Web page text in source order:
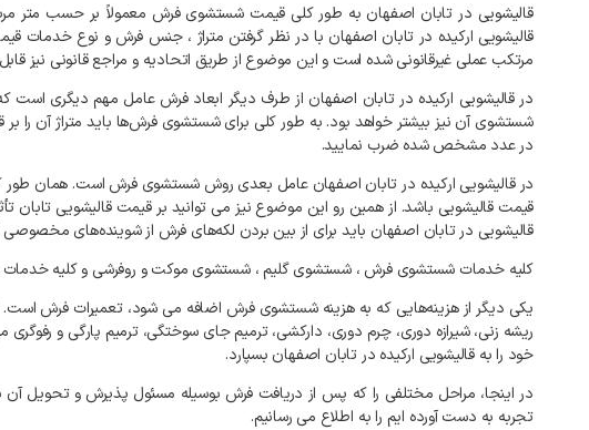
قالیشویی در تابان اصفهان به طور کلی قیمت شستشوی فرش معمولاً بر حسب متر
قالیشویی ارکیده در تابان اصفهان با در نظر گرفتن متراژ ، جنس فرش و نوع خدمات
مرتکب عملی غیرقانونی شده است و این موضوع از طریق اتحادیه و مراجع قانونی نیز قابل
در قالیشویی ارکیده در تابان اصفهان از طرف دیگر ابعاد فرش عامل مهم دیگری است
شستشوی آن نیز بیشتر خواهد بود. به طور کلی برای شستشوی فرش‌ها باید متراژآن را بر
در عدد مشخص شده ضرب نمایید.
در قالیشویی ارکیده در تابان اصفهان عامل بعدی روش شستشوی فرش است. همان طور
قیمت قالیشویی باشد. از همین رو این موضوع نیز می توانید بر قیمت قالیشویی تابان
قالیشویی در تابان اصفهان باید برای از بین بردن لکه‌های فرش از شوینده‌های مخصوصی
کلیه خدمات شستشوی فرش ، شستشوی گلیم ، شستشوی موکت و روفرشی و کلیه خدمات
یکی دیگر از هزینه‌هایی که به هزینه شستشوی فرش اضافه می شود، تعمیرات فرش است.
ریشه زنی، شیرازه دوری، چرم دوری، دارکشی، ترمیمجای سوختگی، ترمیم پارگی و رفوگری
خود را به قالیشویی ارکیده در تابان اصفهان بسپارد.
در اینجا، مراحل مختلفی را که پس از دریافت فرش بوسیله مسئول پذیرش و تحویل آن
تجربه به دست آورده ایم رابه اطلاع می رسانیم.